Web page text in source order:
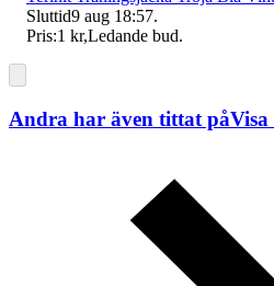
Sluttid9 aug 18:57.
Pris:1 kr,Ledande bud.
Andra har även tittat påVisa